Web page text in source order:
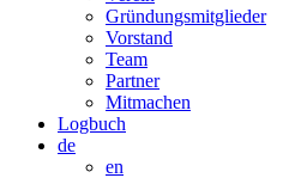
Gründungsmitglieder
Vorstand
Team
Partner
Mitmachen
Logbuch
de
en